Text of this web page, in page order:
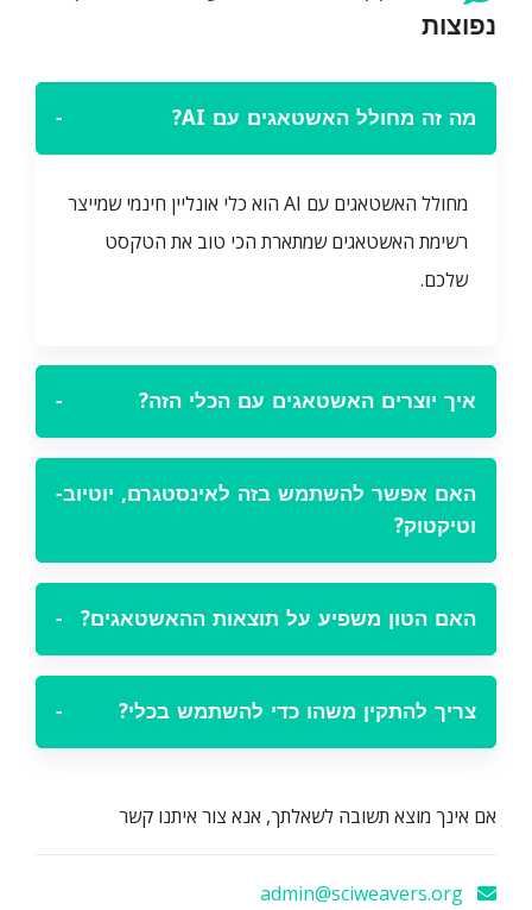
נפוצות
מה זה מחולל האשטאגים עם AI? −
מחולל האשטאגים עם AI הוא כלי אונליין חינמי שמייצר
רשימת האשטאגים שמתארת הכי טוב את הטקסט
שלכם.
איך יוצרים האשטאגים עם הכלי הזה? −
האם אפשר להשתמש בזה לאינסטגרם, יוטיוב
וטיקטוק?
−
האם הטון משפיע על תוצאות ההאשטאגים? −
צריך להתקין משהו כדי להשתמש בכלי? −
אם אינך מוצא תשובה לשאלתך, אנא צור איתנו קשר